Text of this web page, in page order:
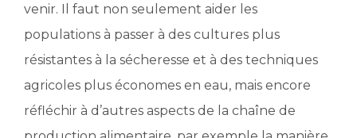
venir. Il faut non seulement aider les
populations à passer à des cultures plus
résistantes à la sécheresse et à des techniques
agricoles plus économes en eau, mais encore
réfléchir à d’autres aspects de la chaîne de